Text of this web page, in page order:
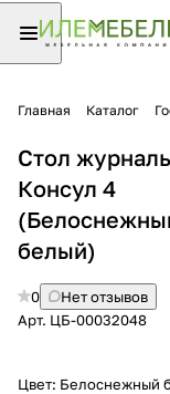
Главная Каталог
Стол
Консул 4
белый)
0
Нет отзывов
Арт. ЦБ-00032048
Цвет: Белоснежный